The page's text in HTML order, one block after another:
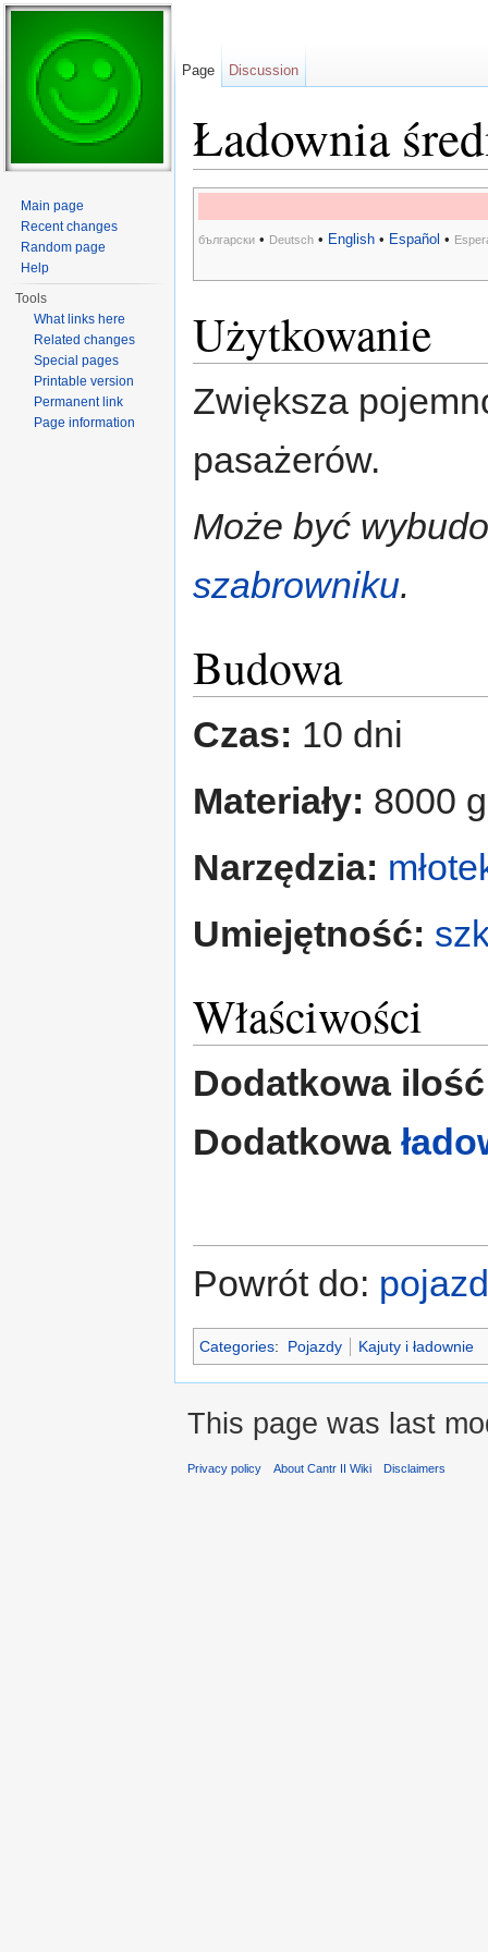
Ładownia
български • Deutsch • English • Español •
Użytkowanie
Zwiększa
pasażerów.
Może być
szabrowniku.
Budowa
Czas: 10 dni
Materiały: 8000
Narzędzia:
Umiejętność:
Właściwości
Dodatkowa
Dodatkowa
Powrót do:
Categories: Pojazdy Kajuty i ładownie
Page Discussion
Main page
Recent changes
Random page
Help
Tools
What links here
Related changes
Special pages
Printable version
Permanent link
Page information
This page was last
Privacy policy About Cantr II Wiki Disclaimers